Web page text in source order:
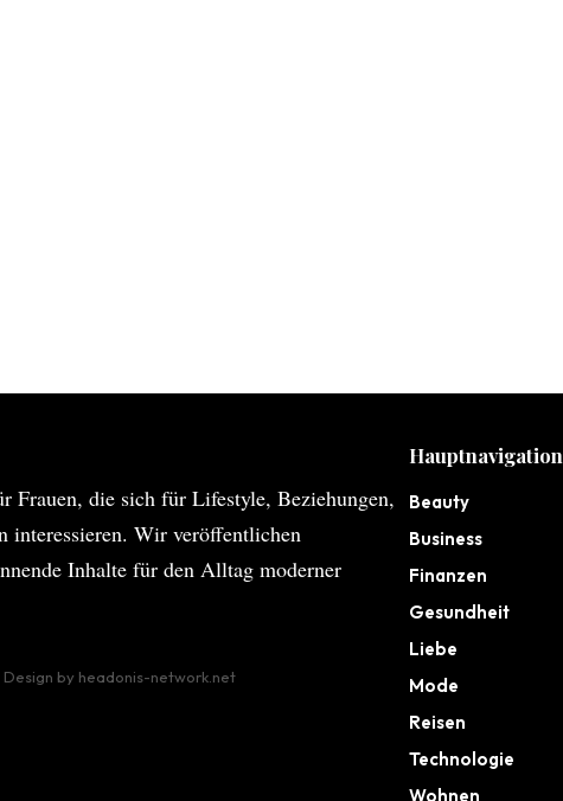
Frauen, die sich für Lifestyle, Beziehungen,
interessieren. Wir veröffentlichen
Inhalte für den Alltag moderner
by headonis-network.net
Hauptnavigation
Beauty
Business
Finanzen
Gesundheit
Liebe
Mode
Reisen
Technologie
Wohnen